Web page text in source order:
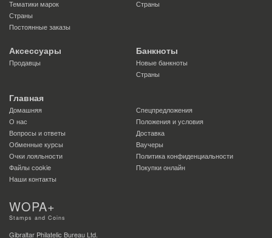
Тематики марок
Страны
Постоянные заказы
Страны
Аксессуары
Продавцы
Банкноты
Новые банкноты
Страны
Главная
Домашняя
Спецпредложения
О нас
Положения и условия
Вопросы и ответы
Доставка
Обменные курсы
Ваучеры
Очки лояльности
Политика конфиденциальности
Файлы сookie
Покупки онлайн
Наши контакты
WOPA+
Stamps and Coins
Gibraltar Philatelic Bureau Ltd.